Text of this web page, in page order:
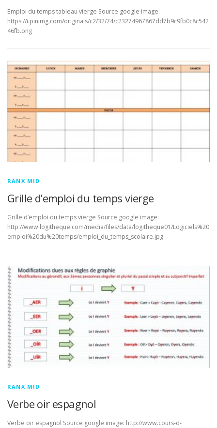
Emploi du temps tableau vierge Source google image:
https://i.pinimg.com/originals/c2/32/74/c23274967867dd7b9c9fb0c8c542
46fb.png
RANX MID
Grille d’emploi du temps vierge
Grille d’emploi du temps vierge Source google image:
http://www.logitheque.com/media/files/data/logitheque01/Logiciels%20
emploi%20du%20temps/emploi_du_temps_scolaire.jpg
RANX MID
Verbe oir espagnol
Verbe oir espagnol Source google image: http://www.cours-d-